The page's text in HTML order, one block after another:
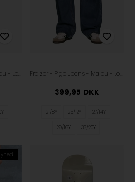
Fraizer - Pige Jeans - Malou - Low waist - Grey Fraizer - Pige Jeans - Malou - Low Waist - Retro Blue
399,95 DKK
21/8Y 25/12Y 27/14Y
29/16Y 33/20Y